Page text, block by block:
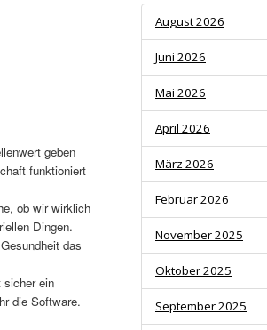
geben
funktioniert
ob wir wirklich
Dingen.
das
sicher ein
die Software.
August 2026
Juni 2026
Mai 2026
April 2026
März 2026
Februar 2026
November 2025
Oktober 2025
September 2025